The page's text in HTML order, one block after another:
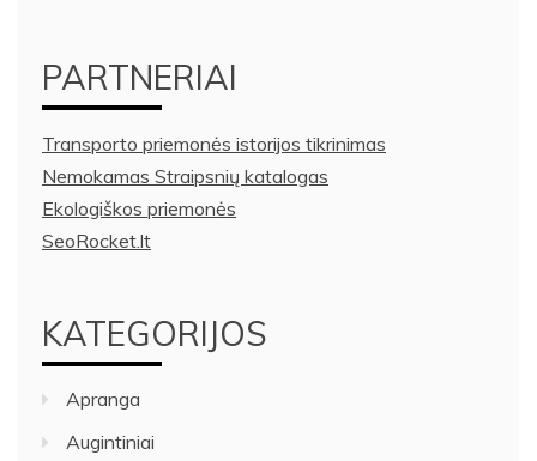
PARTNERIAI
Transporto priemonės istorijos tikrinimas
Nemokamas Straipsnių katalogas
Ekologiškos priemonės
SeoRocket.lt
KATEGORIJOS
Apranga
Augintiniai